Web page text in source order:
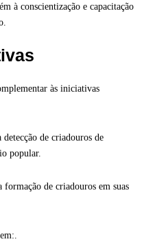
à conscientização e capacitação
às iniciativas
de criadouros de
popular.
de criadouros em suas